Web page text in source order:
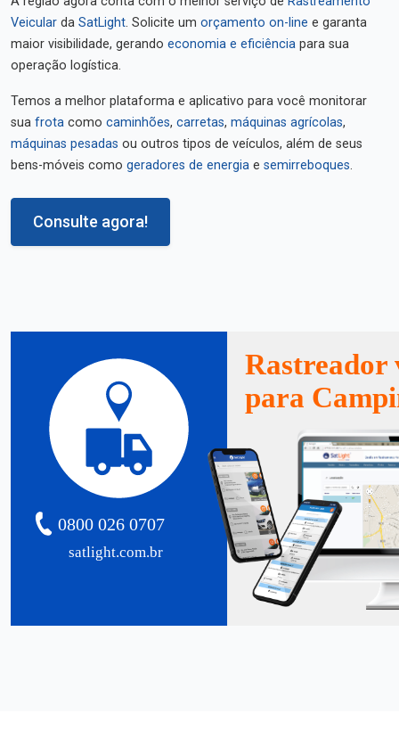
Veicular da SatLight. Solicite um orçamento on-line e garanta
maior visibilidade, gerando economia e eficiência para sua
operação logística.
Temos a melhor plataforma e aplicativo para você monitorar
sua frota como caminhões, carretas, máquinas agrícolas,
máquinas pesadas ou outros tipos de veículos, além de seus
bens-móveis como geradores de energia e semirreboques.
Consulte agora!
satlight.com.br
0800 026 0707
Rastreador
para